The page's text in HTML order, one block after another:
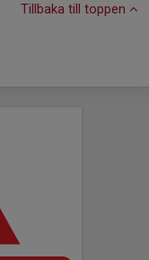
Tillbaka till toppen